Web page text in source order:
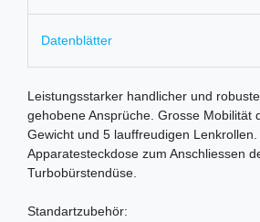
Datenblätter
Leistungsstarker handlicher und
gehobene Ansprüche. Grosse Mobilität
Gewicht und 5 lauffreudigen
Apparatesteckdose zum Anschliessen
Turbobürstendüse.
Standartzubehör: